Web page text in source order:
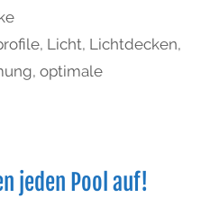
, Licht, Lichtdecken,
, optimale
jeden Pool auf!